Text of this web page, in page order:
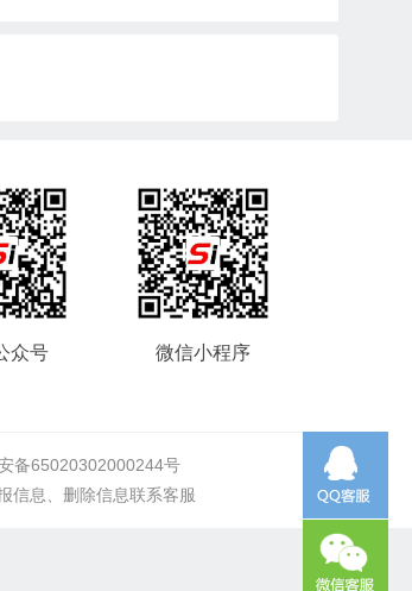
众号 微信小程序
备65020302000244号
信息、删除信息联系客服